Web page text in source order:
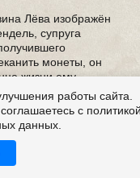
Лёва изображён
супруга
монеты, он
жизни ему
там он вскоре
и в могиле. Ещё
Говорят, что под
польская
из страха за свою
Праги и нашла
работы сайта.
с
данных.